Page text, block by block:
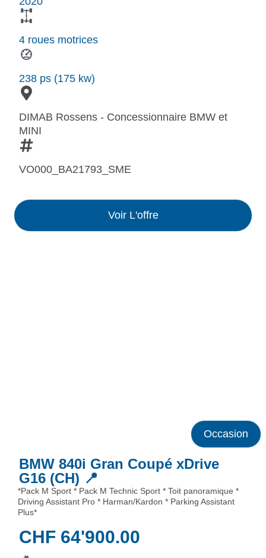
4 roues motrices
238 ps (175 kw)
DIMAB Rossens - Concessionnaire BMW et
MINI
VO000_BA21793_SME
Voir L'offre
Occasion
BMW 840i Gran Coupé xDrive
G16 (CH) 📍
*Pack M Sport * Pack M Technic Sport * Toit panoramique *
Driving Assistant Pro * Harman/Kardon * Parking Assistant
Plus*
CHF 64'900.00